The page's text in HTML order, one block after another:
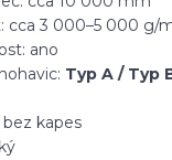
cca 3 000–5 000 g/
ano
Typ A / Typ
kapes